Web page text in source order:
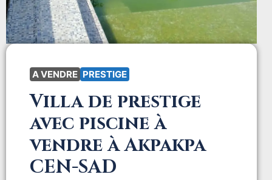
A VENDRE PRESTIGE
Villa de prestige
avec piscine à
vendre à Akpakpa
CEN-SAD